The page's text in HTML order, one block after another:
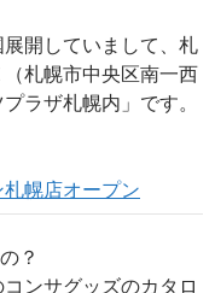
展開していまして、札
札幌市中央区南一西
ラザ札幌内」です。
幌店オープン
？
ンサグッズのカタロ